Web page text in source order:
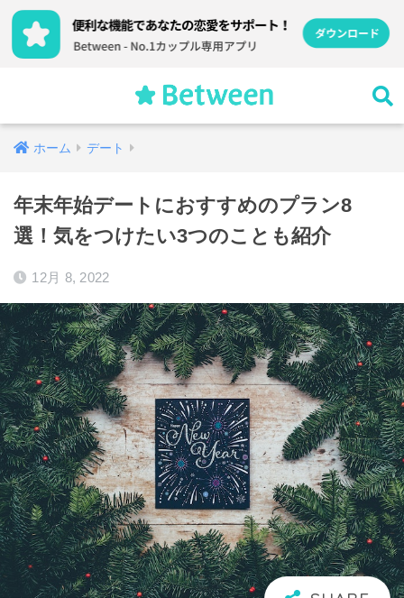
ホーム デート
年末年始デートにおすすめのプラン8
選！気をつけたい3つのことも紹介
12月 8, 2022